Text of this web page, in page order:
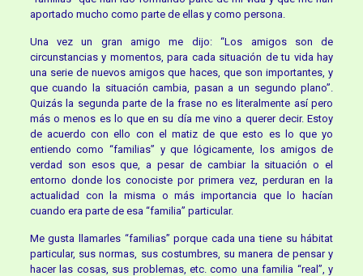
aportado mucho como parte de ellas y como persona.
Una vez un gran amigo me dijo: “Los amigos son de
circunstancias y momentos, para cada situación de tu vida hay
una serie de nuevos amigos que haces, que son importantes, y
que cuando la situación cambia, pasan a un segundo plano”.
Quizás la segunda parte de la frase no es literalmente así pero
más o menos es lo que en su día me vino a querer decir. Estoy
de acuerdo con ello con el matiz de que esto es lo que yo
entiendo como “familias” y que lógicamente, los amigos de
verdad son esos que, a pesar de cambiar la situación o el
entorno donde los conociste por primera vez, perduran en la
actualidad con la misma o más importancia que lo hacían
cuando era parte de esa “familia” particular.
Me gusta llamarles “familias” porque cada una tiene su hábitat
particular, sus normas, sus costumbres, su manera de pensar y
hacer las cosas, sus problemas, etc. como una familia “real”, y